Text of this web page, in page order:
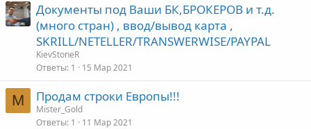
Документы под Ваши БК,БРОКЕРОВ и т.д.
(много стран) , ввод/вывод карта ,
SKRILL/NETELLER/TRANSWERWISE/PAYPAL
KievStoneR
Ответы 1 15 Мар 2021
M Продам строки Европы!!!
Mister_Gold
Ответы 1 11 Мар 2021